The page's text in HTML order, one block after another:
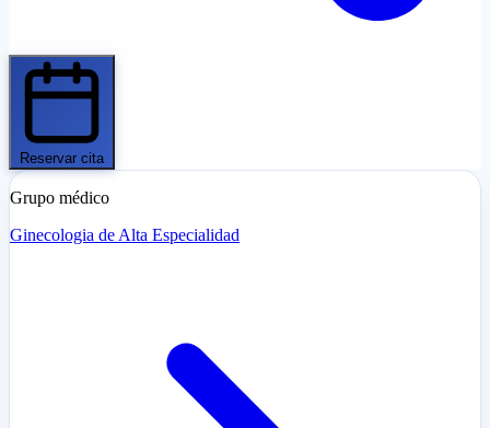
Reservar cita
Grupo médico
Ginecologia de Alta Especialidad